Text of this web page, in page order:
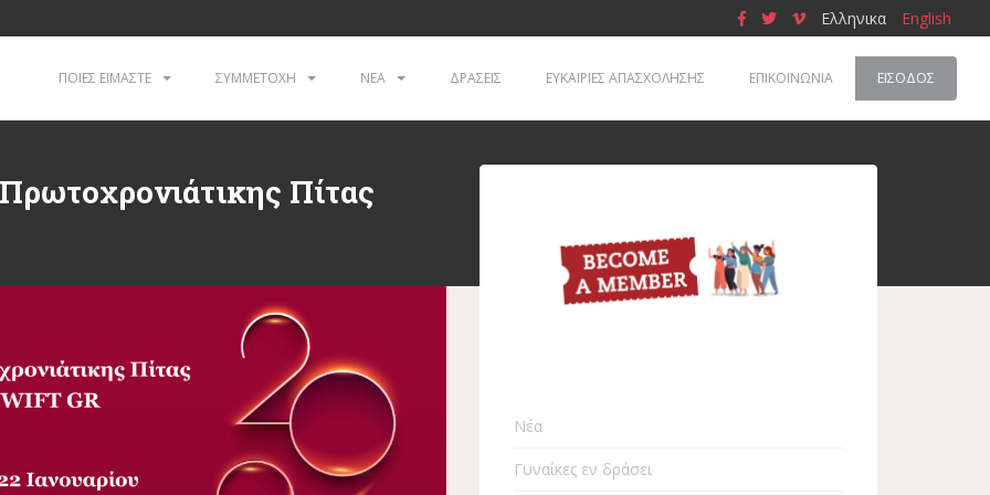
Ελληνικα English
ΠΟΙΕΣ ΕΙΜΑΣΤΕ ΣΥΜΜΕΤΟΧΗ ΝΕΑ ΔΡΑΣΕΙΣ ΕΥΚΑΙΡΙΕΣ ΑΠΑΣΧΟΛΗΣΗΣ ΕΠΙΚΟΙΝΩΝΙΑ ΕΊΣΟΔΟΣ
Πίτας
Νέα
Γυναίκες εν δράσει